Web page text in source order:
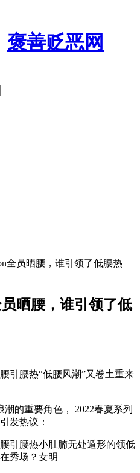
褒善贬恶网
全员晒腰，谁引领了低腰热
晒腰，谁引领了低
腰热“低腰风潮”又卷土重来
的重要角色， 2022春夏系列
发热议：
腰热小肚腩无处遁形的领低
秀场？女明